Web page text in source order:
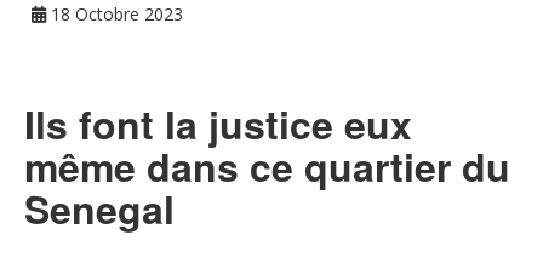
18 Octobre 2023
Ils font la justice eux
même dans ce quartier du
Senegal